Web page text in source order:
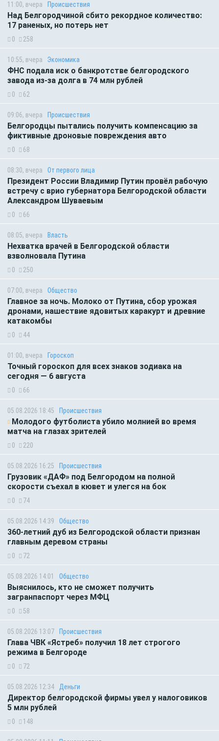
11:00, вчера Происшествия
Над Белгородчиной сбито рекордное количество:
17 раненых, но потерь нет
0 258
10:55, вчера Экономика
ФНС подала иск о банкротстве белгородского
завода из-за долга в 74 млн рублей
0 62
09:06, вчера Происшествия
Белгородцы пытались получить компенсацию за
фиктивные дроновые повреждения авто
0 68
08:30, вчера От первого лица
Президент России Владимир Путин провёл рабочую
встречу с врио губернатора Белгородской области
Александром Шуваевым
0 66
08:05, вчера Власть
Нехватка врачей в Белгородской области
взволновала Путина
0 250
07:00, вчера Общество
Главное за ночь. Молоко от Путина, сбор урожая
дронами, нашествие ядовитых каракурт и древние
катакомбы
0 44
01:00, вчера Гороскоп
Точный гороскоп для всех знаков зодиака на
сегодня — 6 августа
0 66
05.08.2026 18:45 Происшествия
Молодого футболиста убило молнией во время
матча на глазах зрителей
0 220
05.08.2026 16:25 Происшествия
Грузовик «ДАФ» под Белгородом на полной
скорости съехал в кювет и улегся на бок
0 74
05.08.2026 14:39 Общество
360-летний дуб из Белгородской области признан
главным деревом страны
0 72
05.08.2026 14:01 Общество
Выяснилось, кто не сможет получить
загранпаспорт через МФЦ
0 58
05.08.2026 13:07 Происшествия
Глава ЧВК «Ястреб» получил 18 лет строгого
режима в Белгороде
0 72
05.08.2026 12:34 Деньги
Директор белгородской фирмы увел у налоговиков
5 млн рублей
0 148